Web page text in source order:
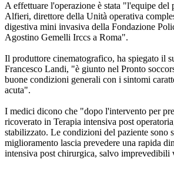
A effettuare l'operazione è stata "l'equipe del
Alfieri, direttore della Unità operativa
digestiva mini invasiva della Fondazione
Agostino Gemelli Irccs a Roma".
Il produttore cinematografico, ha spiegato il
Francesco Landi, "è giunto nel Pronto
buone condizioni generali con i sintomi
acuta".
I medici dicono che "dopo l'intervento per
ricoverato in Terapia intensiva post
stabilizzato. Le condizioni del paziente sono
miglioramento lascia prevedere una rapida
intensiva post chirurgica, salvo imprevedibili